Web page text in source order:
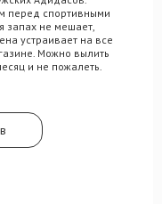
перед спортивными
запах не мешает,
устраивает на все
Можно вылить
и не пожалеть.